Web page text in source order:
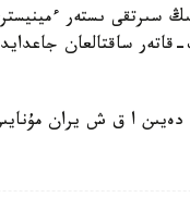
سىرتقى ىستەر
قاتەر ساقتالعان
ا ق ش يران مۇنايىن